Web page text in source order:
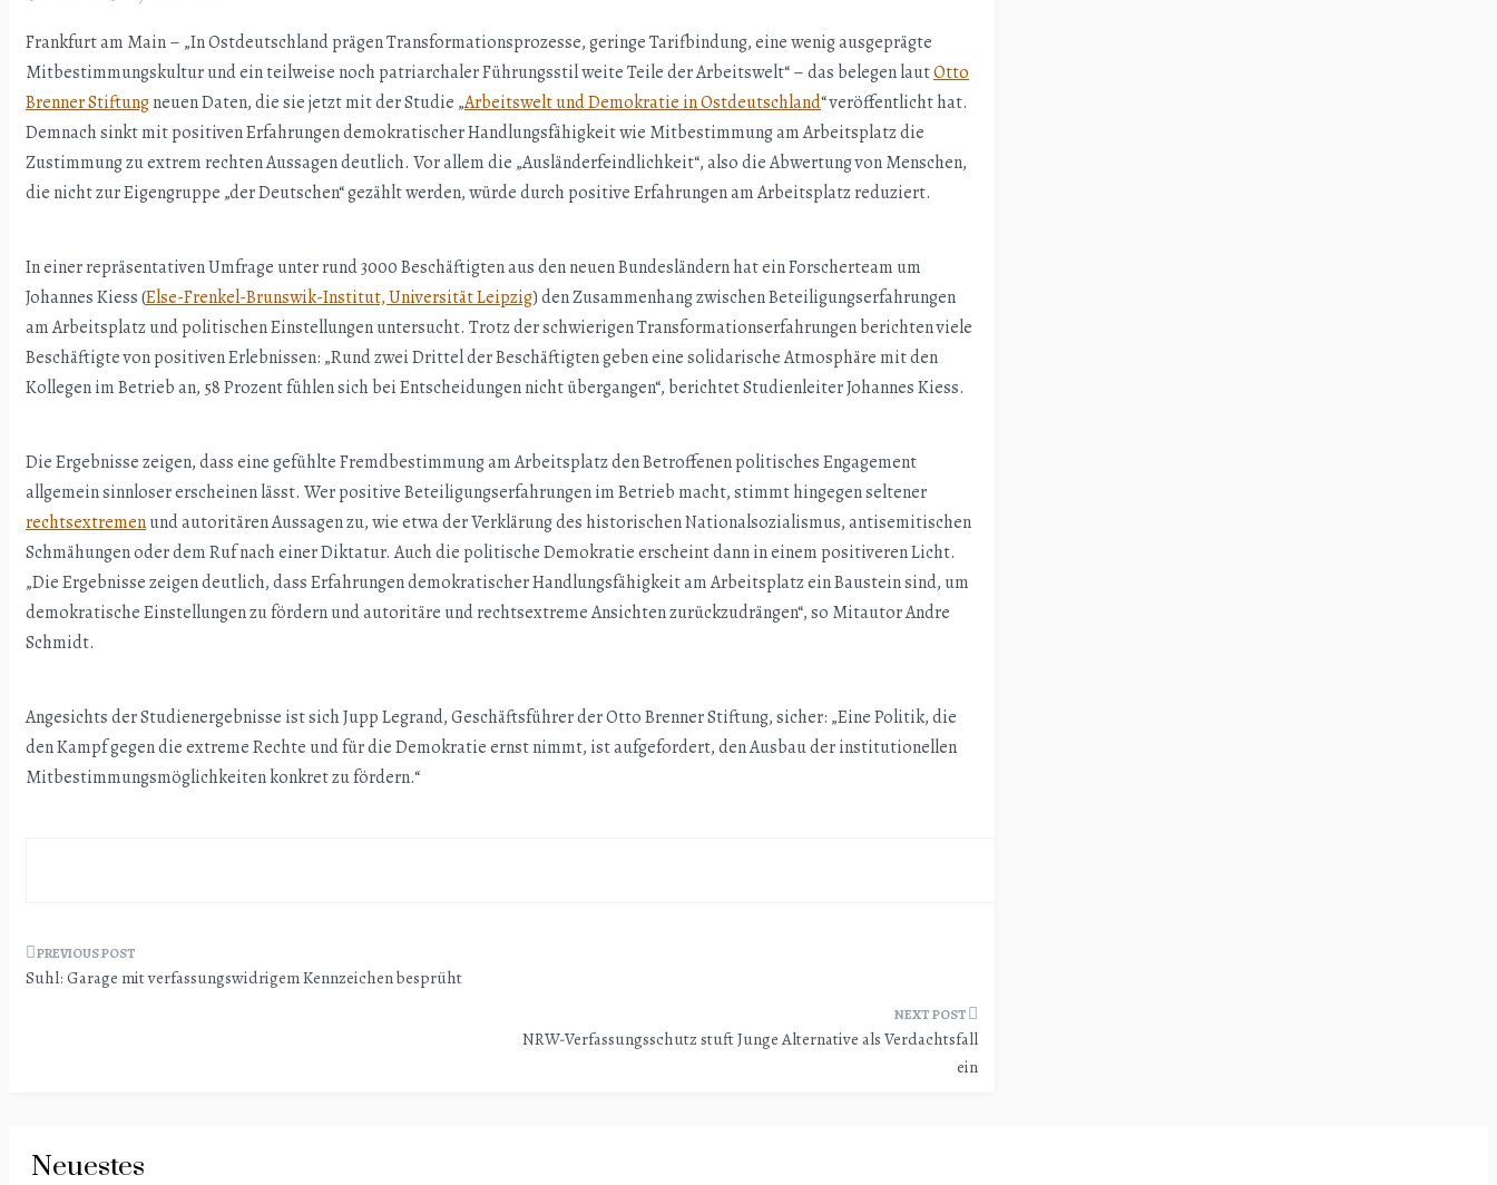
Frankfurt am Main – „In Ostdeutschland prägen Transformationsprozesse, geringe Tarifbindung, eine wenig ausgeprägte
Mitbestimmungskultur und ein teilweise noch patriarchaler Führungsstil weite Teile der Arbeitswelt“ – das belegen lautOtto
Brenner Stiftungneuen Daten, die sie jetzt mit der Studie „Arbeitswelt und Demokratie in Ostdeutschland“ veröffentlicht hat.
Demnach sinkt mit positiven Erfahrungen demokratischer Handlungsfähigkeit wie Mitbestimmung am Arbeitsplatz die
Zustimmung zu extrem rechten Aussagen deutlich. Vor allem die „Ausländerfeindlichkeit“, also die Abwertung von Menschen,
die nicht zur Eigengruppe „der Deutschen“ gezählt werden, würde durch positive Erfahrungen am Arbeitsplatz reduziert.
In einer repräsentativen Umfrage unter rund 3000 Beschäftigten aus den neuen Bundesländern hat ein Forscherteam um
Johannes Kiess (Else-Frenkel-Brunswik-Institut, Universität Leipzig) den Zusammenhang zwischen Beteiligungserfahrungen
am Arbeitsplatz und politischen Einstellungen untersucht. Trotz der schwierigen Transformationserfahrungen berichten viele
Beschäftigte von positiven Erlebnissen: „Rund zwei Drittel der Beschäftigten geben eine solidarische Atmosphäre mit den
Kollegen im Betrieb an, 58 Prozent fühlen sich bei Entscheidungen nicht übergangen“, berichtet Studienleiter Johannes Kiess.
Die Ergebnisse zeigen, dass eine gefühlte Fremdbestimmung am Arbeitsplatz den Betroffenen politisches Engagement
allgemein sinnloser erscheinen lässt. Wer positive Beteiligungserfahrungen im Betrieb macht, stimmt hingegen seltener
rechtsextremenund autoritären Aussagen zu, wie etwa der Verklärung des historischen Nationalsozialismus, antisemitischen
Schmähungen oder dem Ruf nach einer Diktatur. Auch die politische Demokratie erscheint dann in einem positiveren Licht.
„Die Ergebnisse zeigen deutlich, dass Erfahrungen demokratischer Handlungsfähigkeit am Arbeitsplatz ein Baustein sind, um
demokratische Einstellungen zu fördern und autoritäre und rechtsextreme Ansichten zurückzudrängen“, so Mitautor Andre
Schmidt.
Angesichts der Studienergebnisse ist sich Jupp Legrand, Geschäftsführer der Otto Brenner Stiftung, sicher: „Eine Politik, die
den Kampf gegen die extreme Rechte und für die Demokratie ernst nimmt, ist aufgefordert, den Ausbau der institutionellen
Mitbestimmungsmöglichkeiten konkret zu fördern.“
Beitragsnavigation
Suhl: Garage mit verfassungswidrigem Kennzeichen besprüht
NRW-Verfassungsschutz stuft Junge Alternative als Verdachtsfall
ein
Neuestes